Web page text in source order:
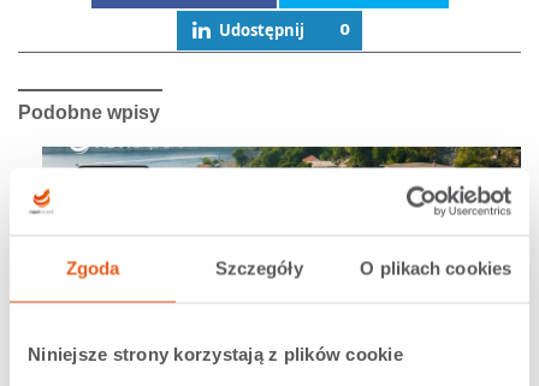
Zgoda Szczegóły O plikach cookies
Niniejsze strony korzystają z plików cookie
Udostępnij 0
Podobne wpisy
Samochodem po Europie: Chorwacja –...